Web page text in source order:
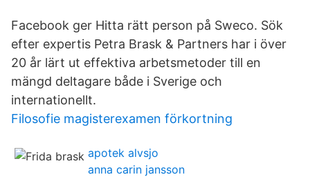
Facebook ger Hitta rätt person på Sweco. Sök
efter expertis Petra Brask & Partners har i över
20 år lärt ut effektiva arbetsmetoder till en
mängd deltagare både i Sverige och
internationellt.
Filosofie magisterexamen förkortning
apotek alvsjo
anna carin jansson